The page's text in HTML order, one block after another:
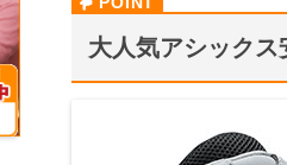
大人気アシック